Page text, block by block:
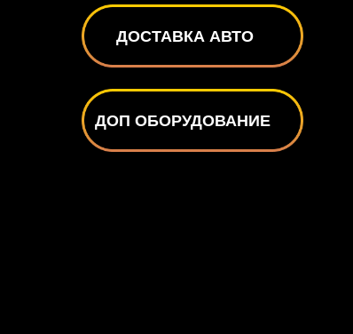
ДОСТАВКА АВТО
ДОП ОБОРУДОВАНИЕ